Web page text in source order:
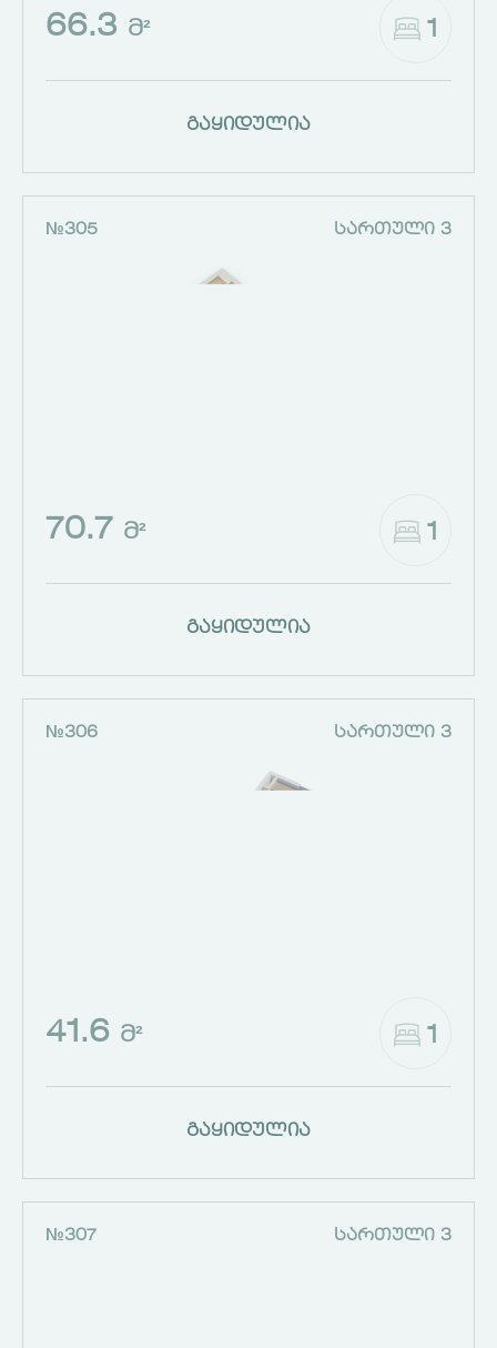
66.3 Მ² 1
გაყიდულია
№305 ᲡᲐᲠᲗᲣᲚᲘ 3
70.7 Მ² 1
გაყიდულია
№306 ᲡᲐᲠᲗᲣᲚᲘ 3
41.6 Მ² 1
გაყიდულია
№307 ᲡᲐᲠᲗᲣᲚᲘ 3